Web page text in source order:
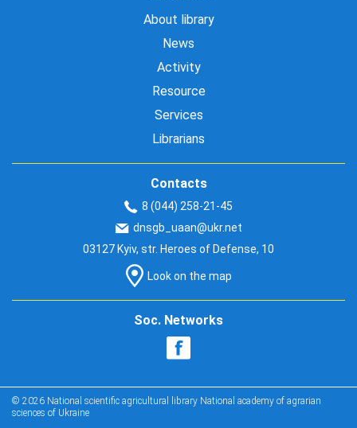
About library
News
Activity
Resource
Services
Librarians
Contacts
8 (044) 258-21-45
dnsgb_uaan@ukr.net
03127 Kyiv, str. Heroes of Defense, 10
Look on the map
Soc. Networks
© 2026 National scientific agricultural library National academy of agrarian
sciences of Ukraine